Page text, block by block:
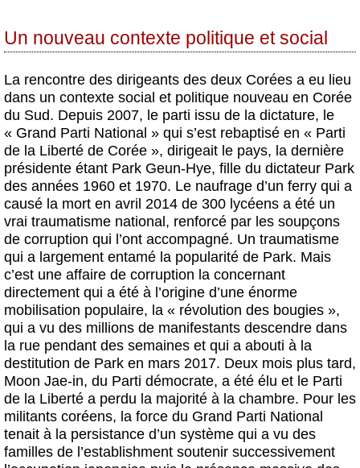
Un nouveau contexte politique et social
La rencontre des dirigeants des deux Corées a eu lieu
dans un contexte social et politique nouveau en Corée
du Sud. Depuis 2007, le parti issu de la dictature, le
« Grand Parti National » qui s’est rebaptisé en « Parti
de la Liberté de Corée », dirigeait le pays, la dernière
présidente étant Park Geun-Hye, fille du dictateur Park
des années 1960 et 1970. Le naufrage d’un ferry qui a
causé la mort en avril 2014 de 300 lycéens a été un
vrai traumatisme national, renforcé par les soupçons
de corruption qui l’ont accompagné. Un traumatisme
qui a largement entamé la popularité de Park. Mais
c’est une affaire de corruption la concernant
directement qui a été à l’origine d’une énorme
mobilisation populaire, la « révolution des bougies »,
qui a vu des millions de manifestants descendre dans
la rue pendant des semaines et qui a abouti à la
destitution de Park en mars 2017. Deux mois plus tard,
Moon Jae-in, du Parti démocrate, a été élu et le Parti
de la Liberté a perdu la majorité à la chambre. Pour les
militants coréens, la force du Grand Parti National
tenait à la persistance d’un système qui a vu des
familles de l’establishment soutenir successivement